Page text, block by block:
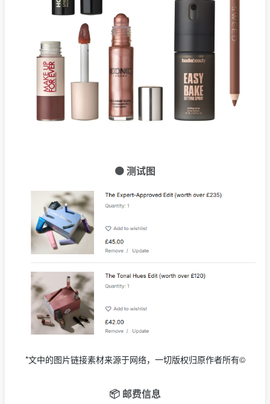
🟠 测试图
*文中的图片链接素材来源于网络，一切版权归原作者所有©
📦 邮费信息